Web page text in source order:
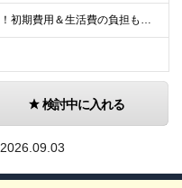
＼勤務エリア多数！初期費用＆生活費の負担もほぼゼロ★／ 東京・神奈川・千葉のオフィス街をはじめ、 関東を中心とした全国のプラント工場や太平洋ベルト地帯が舞台！ 実は……【全体の約9割が関東エリア】の
検討中に入れる
2026.09.03